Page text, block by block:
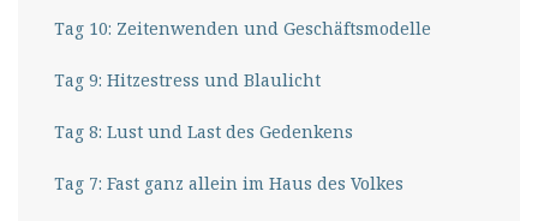
Tag 10: Zeitenwenden und Geschäftsmodelle
Tag 9: Hitzestress und Blaulicht
Tag 8: Lust und Last des Gedenkens
Tag 7: Fast ganz allein im Haus des Volkes